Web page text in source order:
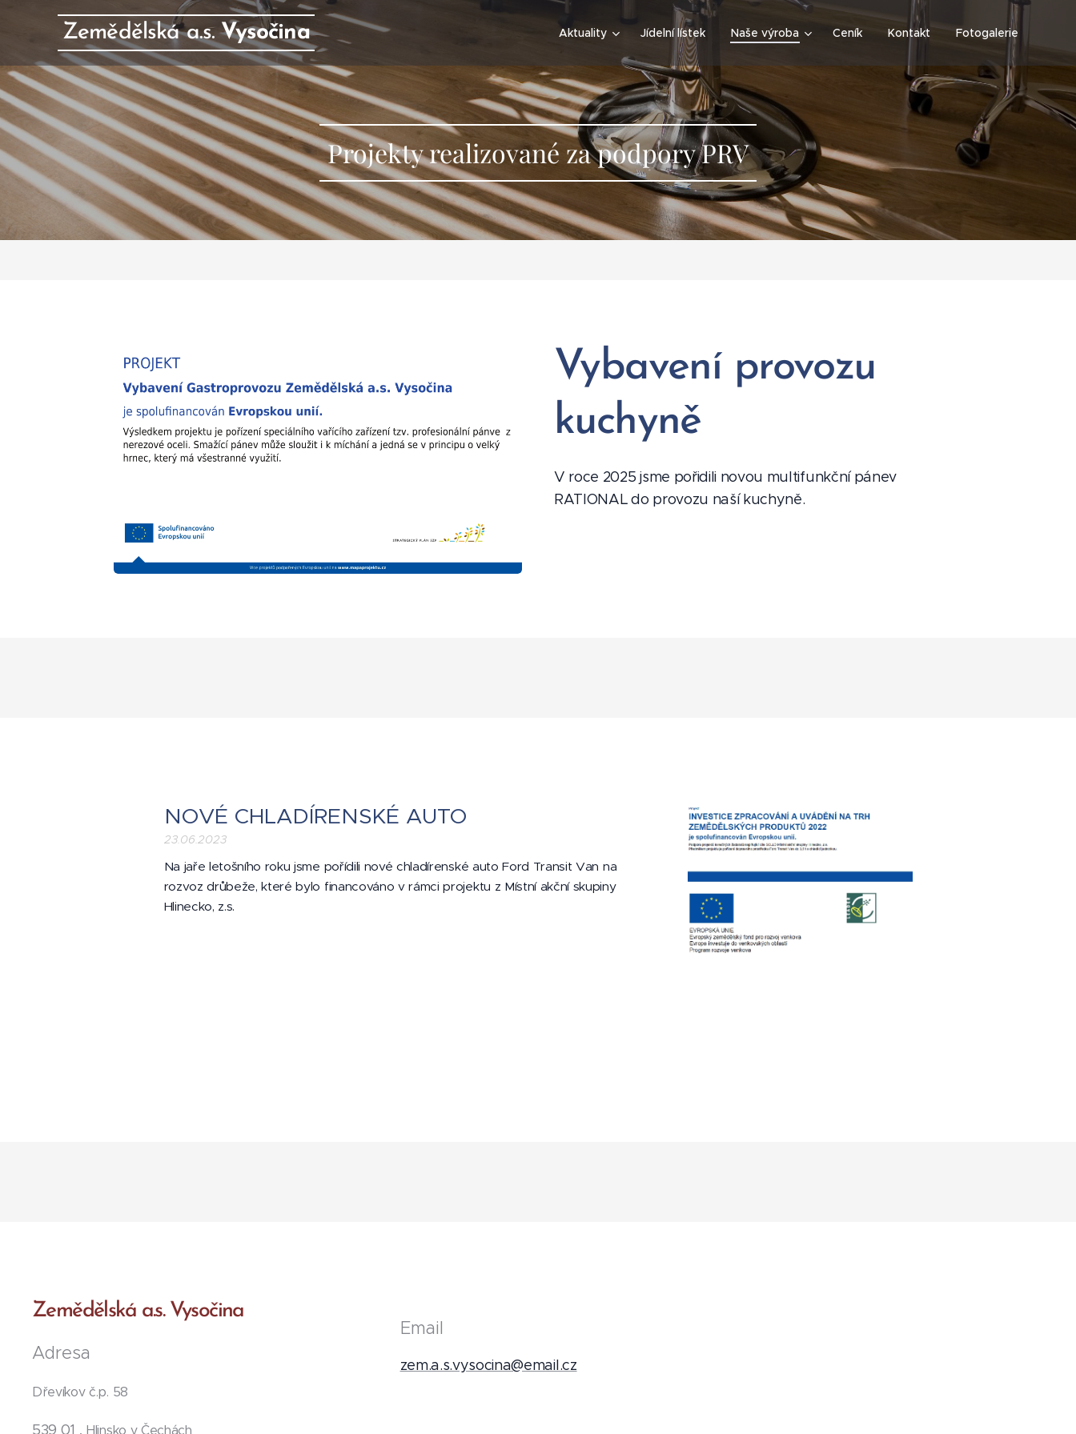
Zemědělská a.s.Vysočina Aktuality Jídelní lístek Naše výroba Ceník Kontakt Fotogalerie
Projekty realizované za podpory PRV
Vybavení provozu
kuchyně
V roce 2025 jsme pořidili novou multifunkční pánev
RATIONAL do provozu naší kuchyně.
NOVÉ CHLADÍRENSKÉ AUTO
23.06.2023
Na jaře letošního roku jsme pořídili nové chladírenské auto Ford Transit Van na
rozvoz drůbeže, které bylo financováno v rámci projektu z Místní akční skupiny
Hlinecko, z.s.
Zemědělská a.s. Vysočina
Adresa
Dřevíkov č.p. 58
539 01 , Hlinsko v Čechách
Email
zem.a.s.vysocina@email.cz